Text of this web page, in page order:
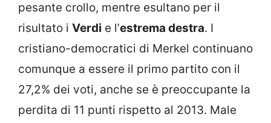
pesante crollo, mentre esultano per il
risultato i Verdi e l’estrema destra. I
cristiano-democratici di Merkel continuano
comunque a essere il primo partito con il
27,2% dei voti, anche se è preoccupante la
perdita di 11 punti rispetto al 2013. Male